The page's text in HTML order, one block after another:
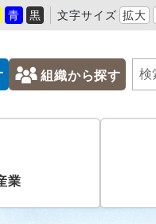
青 黒 文字サイズ 拡大
組織から探す
業